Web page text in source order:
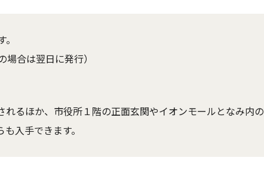
場合は翌日に発行）
るほか、市役所１階の正面玄関やイオンモールとなみ内の
入手できます。